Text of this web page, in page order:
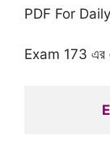
PDF For
Exam 173 এর এর